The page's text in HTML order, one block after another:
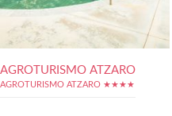
AGROTURISMO ATZARO
AGROTURISMO ATZARO ★★★★